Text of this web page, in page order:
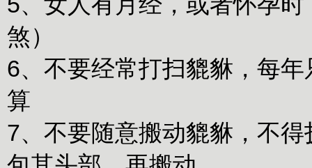
煞）
6、不要经常打扫貔貅，每
算
7、不要随意搬动貔貅，不